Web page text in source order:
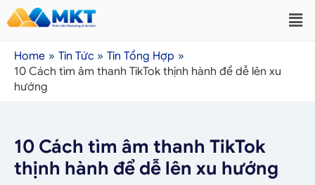
Home Tin Tức
Tin Tổng Hợp
10 Cách tìm âm thanh TikTok thịnh hành để dễ lên xu
hướng
10 Cách tìm âm thanh TikTok
thịnh hành để dễ lên xu hướng